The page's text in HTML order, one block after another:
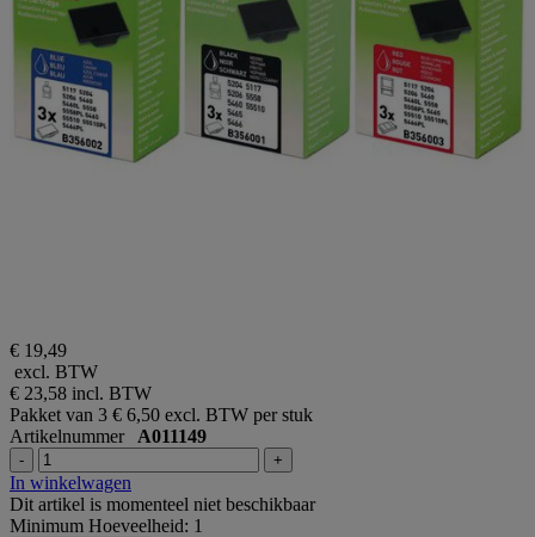
€ 19,49
excl. BTW
€ 23,58 incl. BTW
Pakket van 3 € 6,50 excl. BTW per stuk
Artikelnummer A011149
- +
In winkelwagen
Dit artikel is momenteel niet beschikbaar
Minimum Hoeveelheid: 1